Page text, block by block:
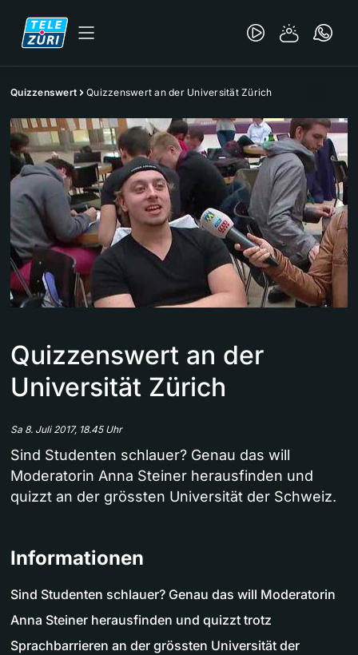
Quizzenswert Quizzenswert an der Universität Zürich
Quizzenswert an der
Universität Zürich
Sa 8. Juli 2017, 18.45 Uhr
Sind Studenten schlauer? Genau das will
Moderatorin Anna Steiner herausfinden und
quizzt an der grössten Universität der Schweiz.
Informationen
Sind Studenten schlauer? Genau das will Moderatorin
Anna Steiner herausfinden und quizzt trotz
Sprachbarrieren an der grössten Universität der